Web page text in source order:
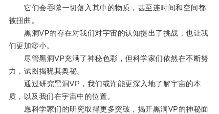
它们会吞噬一切落入其中的物质，甚至连时间和空间都
被扭曲。
黑洞VP的存在对我们对宇宙的认知提出了挑战，也让我
们更加渺小。
尽管黑洞VP充满了神秘色彩，但科学家们依然在不断努
力，试图揭晓其奥秘。
通过研究黑洞VP，我们或许能更深入地了解宇宙的本
质，以及我们在宇宙中的位置。
愿科学家们的研究取得更多突破，揭开黑洞VP的神秘面